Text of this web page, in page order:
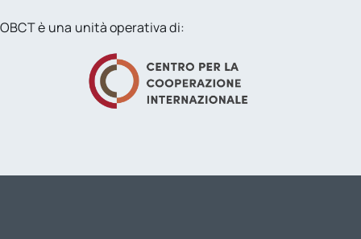
OBCT è una unità operativa di: